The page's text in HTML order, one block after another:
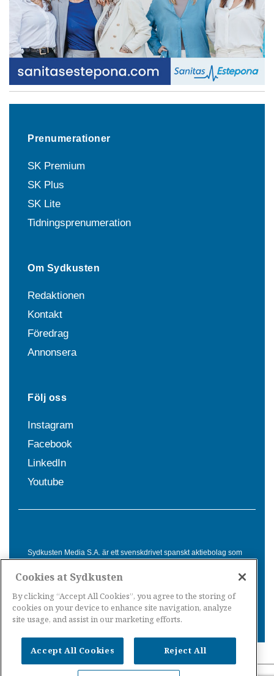
Prenumerationer
SK Premium
SK Plus
SK Lite
Tidningsprenumeration
Om Sydkusten
Redaktionen
Kontakt
Föredrag
Annonsera
Följ oss
Instagram
Facebook
LinkedIn
Youtube
Sydkusten Media S.A. är ett svenskdrivet spanskt aktiebolag som
Spanien. Genom nyhetsbevakning av hela Spanien, med bas på
informationsförmedling för svenskar i Spanien.
Cookies at Sydkusten
By clicking “Accept All Cookies”, you agree to the storing of
cookies on your device to enhance site navigation, analyze
site usage, and assist in our marketing efforts.
Accept All Cookies Reject All